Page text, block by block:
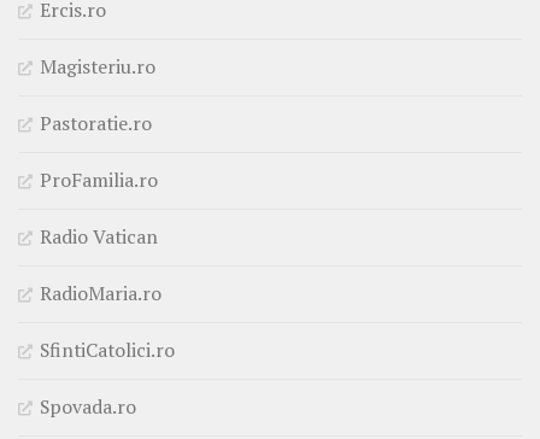
Ercis.ro
Magisteriu.ro
Pastoratie.ro
ProFamilia.ro
Radio Vatican
RadioMaria.ro
SfintiCatolici.ro
Spovada.ro